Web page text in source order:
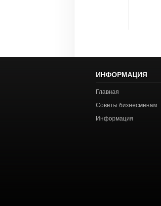
ИНФОРМАЦИЯ
Главная
Советы бизнесменам
Информация